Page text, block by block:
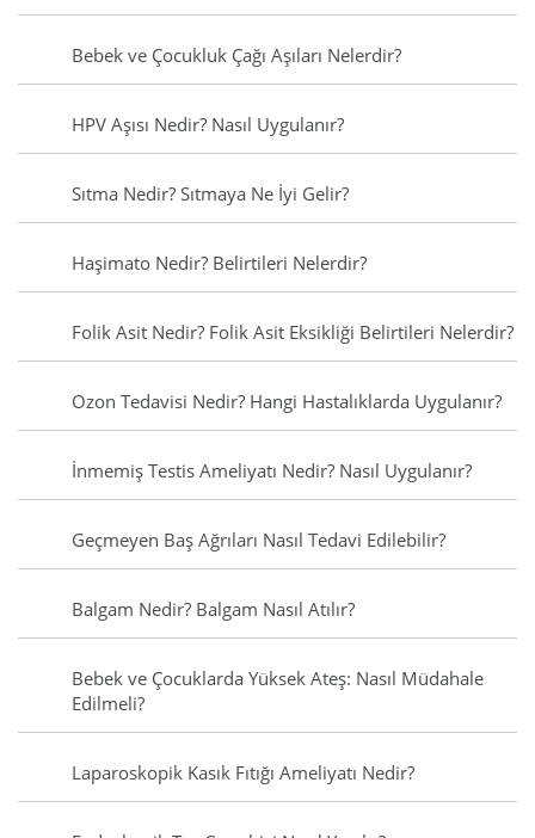
Bebek ve Çocukluk Çağı Aşıları Nelerdir?
HPV Aşısı Nedir? Nasıl Uygulanır?
Sıtma Nedir? Sıtmaya Ne İyi Gelir?
Haşimato Nedir? Belirtileri Nelerdir?
Folik Asit Nedir? Folik Asit Eksikliği Belirtileri Nelerdir?
Ozon Tedavisi Nedir? Hangi Hastalıklarda Uygulanır?
İnmemiş Testis Ameliyatı Nedir? Nasıl Uygulanır?
Geçmeyen Baş Ağrıları Nasıl Tedavi Edilebilir?
Balgam Nedir? Balgam Nasıl Atılır?
Bebek ve Çocuklarda Yüksek Ateş: Nasıl Müdahale
Edilmeli?
Laparoskopik Kasık Fıtığı Ameliyatı Nedir?